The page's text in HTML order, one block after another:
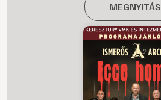
MEGNYITÁS